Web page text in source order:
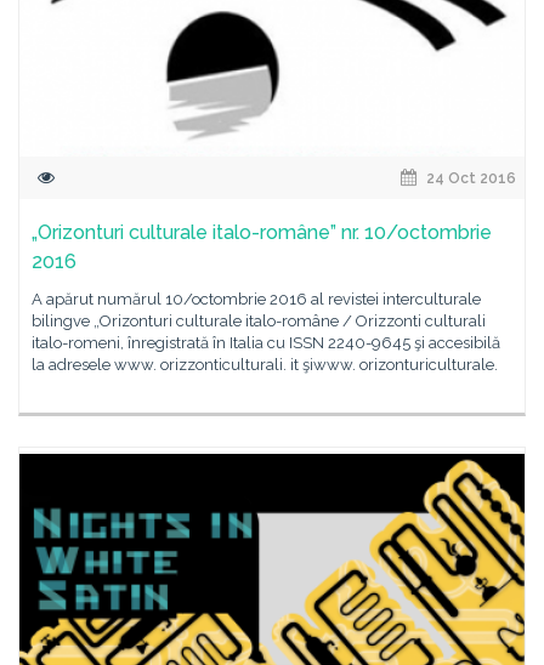
24 Oct 2016
„Orizonturi culturale italo-române” nr. 10/octombrie
2016
A apărut numărul 10/octombrie 2016 al revistei interculturale
bilingve „Orizonturi culturale italo-române / Orizzonti culturali
italo-romeni, înregistrată în Italia cu ISSN 2240-9645 şi accesibilă
la adresele www. orizzonticulturali. it şiwww. orizonturiculturale.